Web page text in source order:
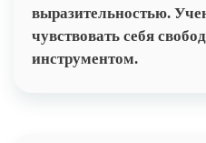
выразительностью.
чувствовать себя
инструментом.